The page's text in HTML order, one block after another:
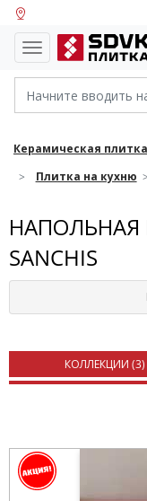
Керамическая плитка
Плитка на кухню
НАПОЛЬНАЯ
SANCHIS
КОЛЛЕКЦИИ (3)